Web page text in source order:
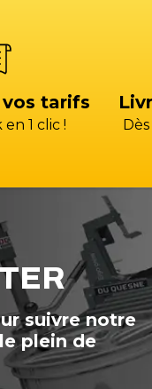
tarifs
1 clic !
suivre notre
plein de